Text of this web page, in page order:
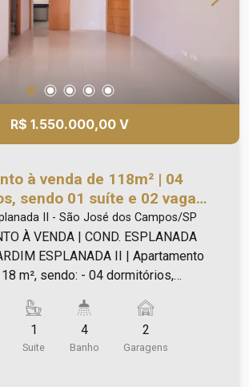
de festas; - Churrasqueira; - Espaço
- Espaço pet; - Academia; -
- Piscina no rooftop; - Solarium; -
mercado. Você irá se
Agende sua visita!
R$ 1.550.000,00 V
à venda de 118m² | 04
sendo 01 suíte e 02 vagas
| Edifício Esplanada
Esplanada II | São José
|
II - São José dos Campos/SP
| COND. ESPLANADA
ESPLANADA II | Apartamento
m², sendo: - 04 dormitórios,
- Churrasqueira na varanda;
com armários planejados;
com: - Quadra de
1
Suite
4
Banho
2
Garagens